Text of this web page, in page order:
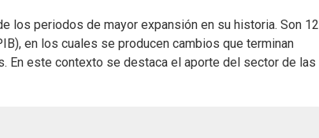
los periodos de mayor expansión en su historia. Son 12
en los cuales se producen cambios que terminan
En este contexto se destaca el aporte del sector de las